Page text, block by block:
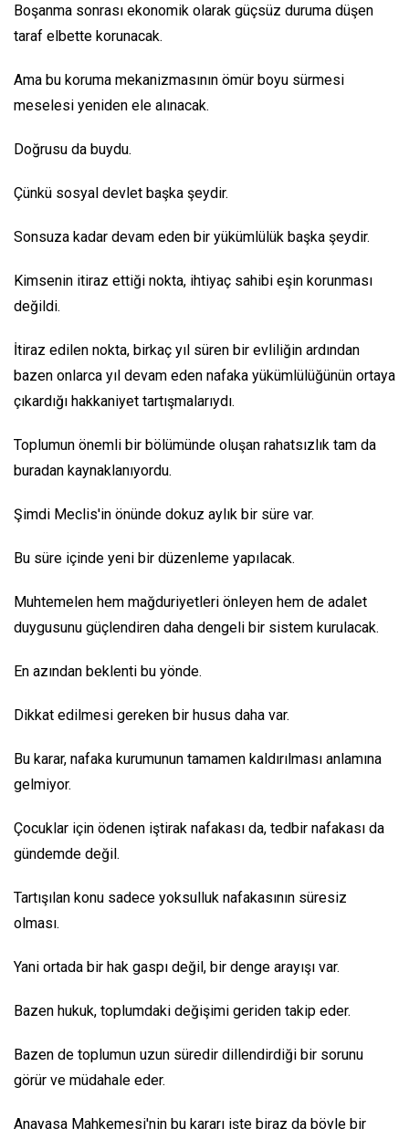
Boşanma sonrası ekonomik olarak güçsüz duruma düşen
taraf elbette korunacak.
Ama bu koruma mekanizmasının ömür boyu sürmesi
meselesi yeniden ele alınacak.
Doğrusu da buydu.
Çünkü sosyal devlet başka şeydir.
Sonsuza kadar devam eden bir yükümlülük başka şeydir.
Kimsenin itiraz ettiği nokta, ihtiyaç sahibi eşin korunması
değildi.
İtiraz edilen nokta, birkaç yıl süren bir evliliğin ardından
bazen onlarca yıl devam eden nafaka yükümlülüğünün ortaya
çıkardığı hakkaniyet tartışmalarıydı.
Toplumun önemli bir bölümünde oluşan rahatsızlık tam da
buradan kaynaklanıyordu.
Şimdi Meclis'in önünde dokuz aylık bir süre var.
Bu süre içinde yeni bir düzenleme yapılacak.
Muhtemelen hem mağduriyetleri önleyen hem de adalet
duygusunu güçlendiren daha dengeli bir sistem kurulacak.
En azından beklenti bu yönde.
Dikkat edilmesi gereken bir husus daha var.
Bu karar, nafaka kurumunun tamamen kaldırılması anlamına
gelmiyor.
Çocuklar için ödenen iştirak nafakası da, tedbir nafakası da
gündemde değil.
Tartışılan konu sadece yoksulluk nafakasının süresiz
olması.
Yani ortada bir hak gaspı değil, bir denge arayışı var.
Bazen hukuk, toplumdaki değişimi geriden takip eder.
Bazen de toplumun uzun süredir dillendirdiği bir sorunu
görür ve müdahale eder.
Anayasa Mahkemesi'nin bu kararı işte biraz da böyle bir